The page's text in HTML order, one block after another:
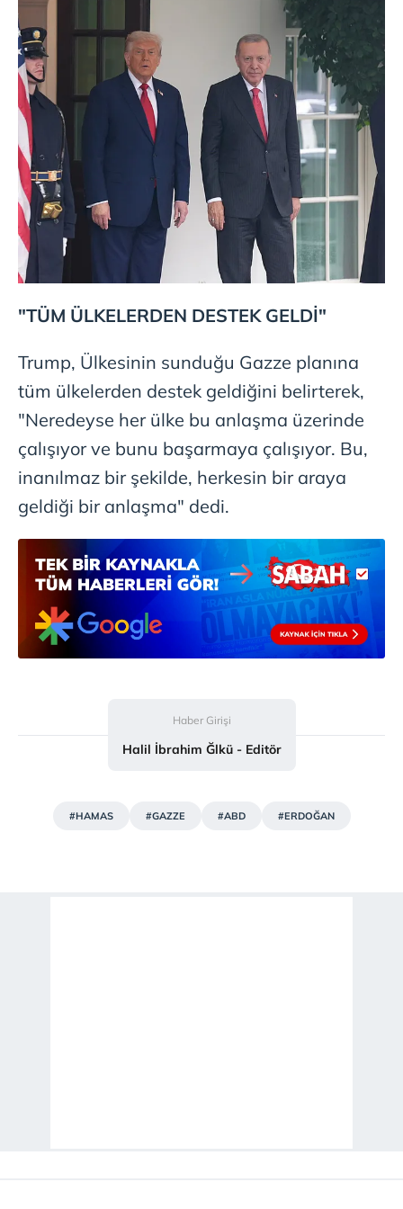
Metnimizi
6698 sayılı Kişisel Verilerin Korunması Kanunu uyarınca
hazırlanmış Aydınlatma Metnimizi okumak ve sitemizde
ilgili mevzuata uygun olarak kullanılan çerezlerle ilgili bilgi
almak için lütfen
tıklayınız.
"TÜM ÜLKELERDEN DESTEK GELDİ"
Trump, Ülkesinin sunduğu Gazze planına
tüm ülkelerden destek geldiğini belirterek,
"Neredeyse her ülke bu anlaşma üzerinde
çalışıyor ve bunu başarmaya çalışıyor. Bu,
inanılmaz bir şekilde, herkesin bir araya
geldiği bir anlaşma" dedi.
Haber Girişi
Halil İbrahim Ğlkü - Editör
#HAMAS #GAZZE #ABD #ERDOĞAN